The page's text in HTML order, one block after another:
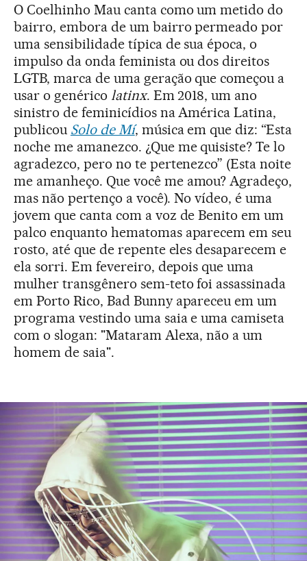
O Coelhinho Mau canta como um metido do
bairro, embora de um bairro permeado por
uma sensibilidade típica de sua época, o
impulso da onda feminista ou dos direitos
LGTB, marca de uma geração que começou a
usar o genérico latinx. Em 2018, um ano
sinistro de feminicídios na América Latina,
publicou Solo de Mí, música em que diz: “Esta
noche me amanezco. ¿Que me quisiste? Te lo
agradezco, pero no te pertenezco” (Esta noite
me amanheço. Que você me amou? Agradeço,
mas não pertenço a você). No vídeo, é uma
jovem que canta com a voz de Benito em um
palco enquanto hematomas aparecem em seu
rosto, até que de repente eles desaparecem e
ela sorri. Em fevereiro, depois que uma
mulher transgênero sem-teto foi assassinada
em Porto Rico, Bad Bunny apareceu em um
programa vestindo uma saia e uma camiseta
com o slogan: "Mataram Alexa, não a um
homem de saia".